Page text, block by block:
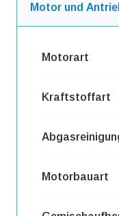
Motor und
Motorart
Kraftstoffart
Motorbauart